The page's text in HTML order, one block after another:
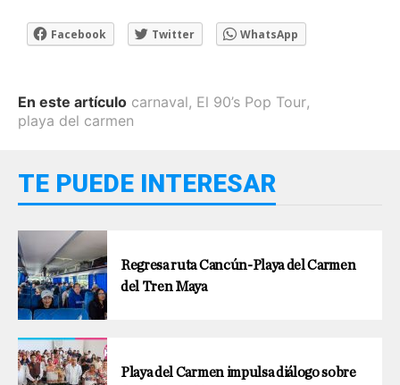
Facebook Twitter WhatsApp
En este artículo carnaval, El 90’s Pop Tour,
playa del carmen
TE PUEDE INTERESAR
Regresa ruta Cancún-Playa del Carmen
del Tren Maya
Playa del Carmen impulsa diálogo sobre